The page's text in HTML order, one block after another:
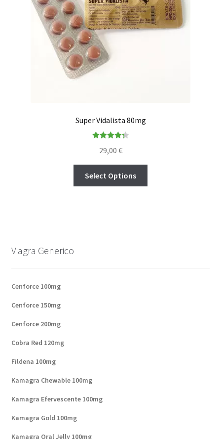
Super Vidalista 80mg
out of 5
29,00 €
Select Options
Viagra Generico
Cenforce 100mg
Cenforce 150mg
Cenforce 200mg
Cobra Red 120mg
Fildena 100mg
Kamagra Chewable 100mg
Kamagra Efervescente 100mg
Kamagra Gold 100mg
Kamagra Oral Jelly 100mg